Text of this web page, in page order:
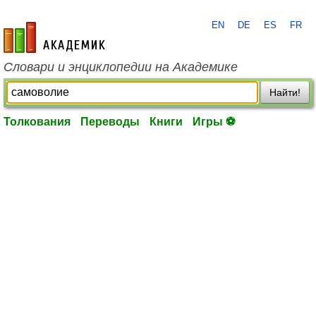
academic.ru
EN DE ES FR
Словари и энциклопедии на Академике
Найти!
Толкования Переводы Книги Игры ⚽